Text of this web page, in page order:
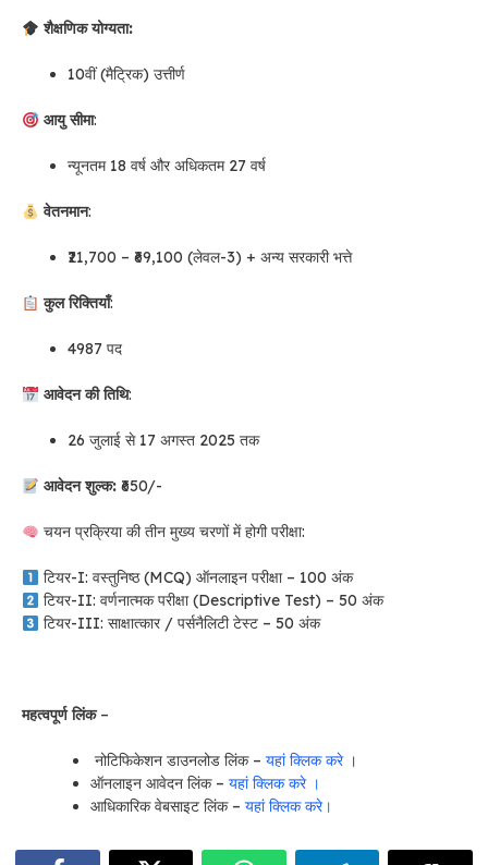
शैक्षणिक योग्यता:
10वीं (मैट्रिक) उत्तीर्ण
आयु सीमा:
न्यूनतम 18 वर्ष और अधिकतम 27 वर्ष
वेतनमान:
₹21,700 – ₹69,100 (लेवल-3) + अन्य सरकारी भत्ते
कुल रिक्तियाँ:
4987 पद
आवेदन की तिथि:
26 जुलाई से 17 अगस्त 2025 तक
आवेदन शुल्क:₹650/-
चयन प्रक्रिया की तीन मुख्य चरणों में होगी परीक्षा:
टियर-I: वस्तुनिष्ठ (MCQ) ऑनलाइन परीक्षा – 100 अंक
टियर-II: वर्णनात्मक परीक्षा (Descriptive Test) – 50 अंक
टियर-III: साक्षात्कार / पर्सनैलिटी टेस्ट – 50 अंक
महत्वपूर्ण लिंक–
नोटिफिकेशन डाउनलोड लिंक – यहां क्लिक करे।
ऑनलाइन आवेदन लिंक – यहां क्लिक करे ।
आधिकारिक वेबसाइट लिंक – यहां क्लिक करे।